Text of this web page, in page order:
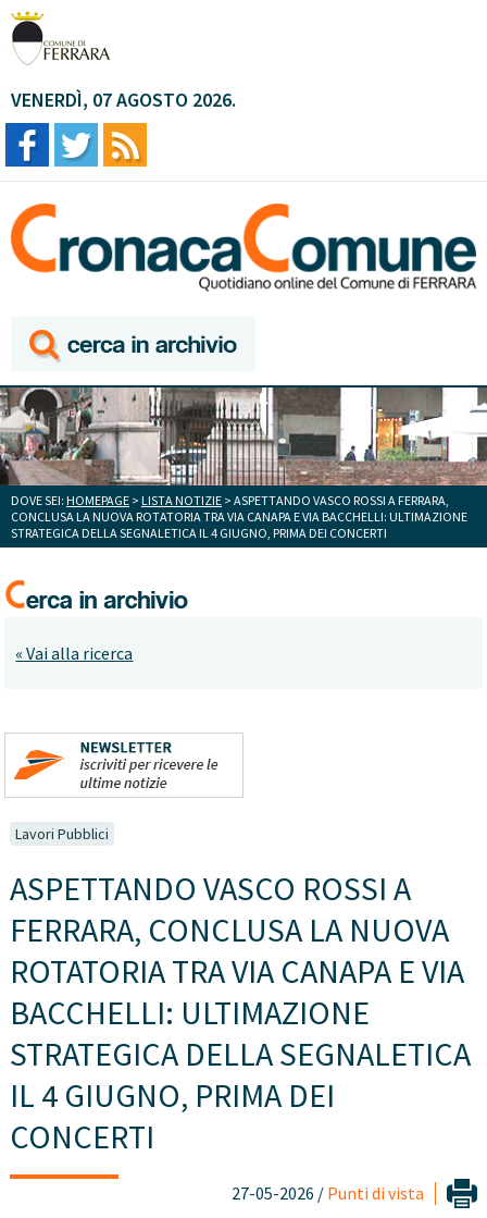
VENERDÌ, 07 AGOSTO 2026.
DOVE SEI: HOMEPAGE > LISTA NOTIZIE > ASPETTANDO VASCO ROSSI A FERRARA,
CONCLUSA LA NUOVA ROTATORIA TRA VIA CANAPA E VIA BACCHELLI: ULTIMAZIONE
STRATEGICA DELLA SEGNALETICA IL 4 GIUGNO, PRIMA DEI CONCERTI
« Vai alla ricerca
Lavori Pubblici
ASPETTANDO VASCO ROSSI A
FERRARA, CONCLUSA LA NUOVA
ROTATORIA TRA VIA CANAPA E VIA
BACCHELLI: ULTIMAZIONE
STRATEGICA DELLA SEGNALETICA
IL 4 GIUGNO, PRIMA DEI
CONCERTI
27-05-2026 / Punti di vista